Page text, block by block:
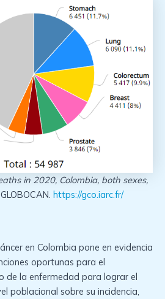
in 2020, Colombia, both sexes,
GLOBOCAN. https://gco.iarc.fr/
en Colombia pone en evidencia
oportunas para el
de la enfermedad para lograr el
poblacional sobre su incidencia,